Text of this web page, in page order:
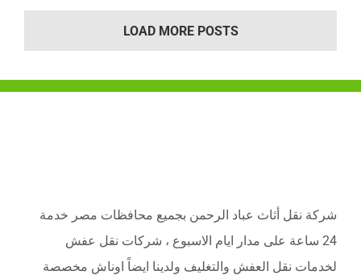
LOAD MORE POSTS
شركة نقل أثاث عباد الرحمن بجميع محافظات مصر خدمة
24 ساعة على مدار ايام الاسبوع ، شركات نقل عفش
لخدمات نقل العفش والتغليف ولدينا ايضاً اوناش مخصصة